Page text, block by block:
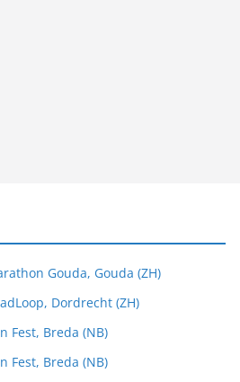
Gouda, Gouda (ZH)
Dordrecht (ZH)
Fest, Breda (NB)
Fest, Breda (NB)